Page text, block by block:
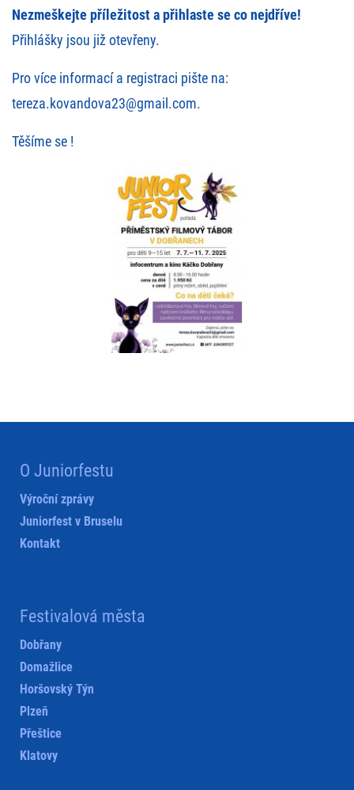
Nezmeškejte příležitost a přihlaste se co nejdříve!
Přihlášky jsou již otevřeny.
Pro více informací a registraci pište na:
tereza.kovandova23@gmail.com.
Těšíme se !
O Juniorfestu
Výroční zprávy
Juniorfest v Bruselu
Kontakt
Festivalová města
Dobřany
Domažlice
Horšovský Týn
Plzeň
Přeštice
Klatovy